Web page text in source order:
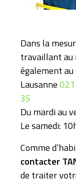
Dans la
travaillant au
également
Lausanne
35
Du mardi au
Le samedi:
Comme
contacter
de traiter